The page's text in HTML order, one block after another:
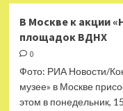
В Москве к акции
площадок ВДНХ
0
Фото: РИА Новости/
музее» в Москве
этом в понедельник,